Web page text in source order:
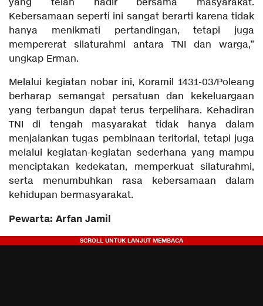
yang telah hadir bersama masyarakat.
Kebersamaan seperti ini sangat berarti karena tidak
hanya menikmati pertandingan, tetapi juga
mempererat silaturahmi antara TNI dan warga,”
ungkap Erman.
Melalui kegiatan nobar ini, Koramil 1431-03/Poleang
berharap semangat persatuan dan kekeluargaan
yang terbangun dapat terus terpelihara. Kehadiran
TNI di tengah masyarakat tidak hanya dalam
menjalankan tugas pembinaan teritorial, tetapi juga
melalui kegiatan-kegiatan sederhana yang mampu
menciptakan kedekatan, memperkuat silaturahmi,
serta menumbuhkan rasa kebersamaan dalam
kehidupan bermasyarakat.
Pewarta: Arfan Jamil